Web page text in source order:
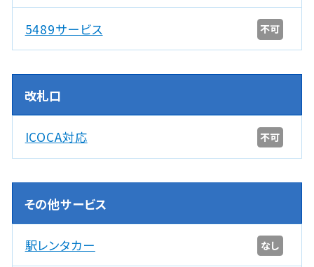
5489サービス 不可
改札口
ICOCA対応 不可
その他サービス
駅レンタカー なし